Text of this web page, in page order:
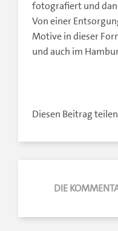
fotografiert und
Von einer
Motive in dieser
und auch im
Diesen Beitrag teilen
DIE